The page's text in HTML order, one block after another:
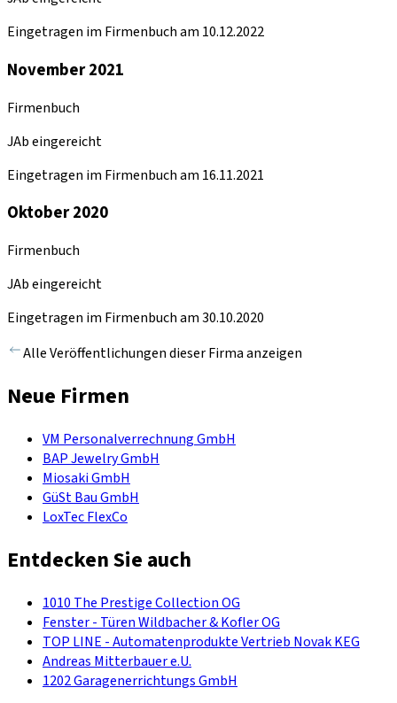
Eingetragen im Firmenbuch am 10.12.2022
November 2021
Firmenbuch
JAb eingereicht
Eingetragen im Firmenbuch am 16.11.2021
Oktober 2020
Firmenbuch
JAb eingereicht
Eingetragen im Firmenbuch am 30.10.2020
Alle Veröffentlichungen dieser Firma anzeigen
Neue Firmen
VM Personalverrechnung GmbH
BAP Jewelry GmbH
Miosaki GmbH
GüSt Bau GmbH
LoxTec FlexCo
Entdecken Sie auch
1010 The Prestige Collection OG
Fenster - Türen Wildbacher & Kofler OG
TOP LINE - Automatenprodukte Vertrieb Novak KEG
Andreas Mitterbauer e.U.
1202 Garagenerrichtungs GmbH